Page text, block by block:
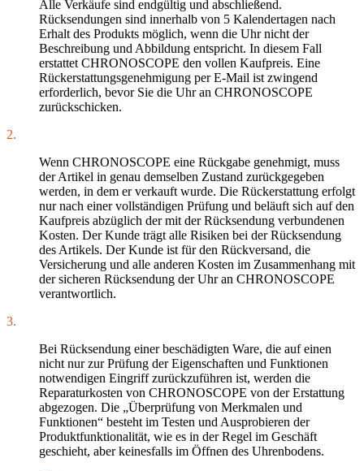
Alle Verkäufe sind endgültig und abschließend.
Rücksendungen sind innerhalb von 5 Kalendertagen nach
Erhalt des Produkts möglich, wenn die Uhr nicht der
Beschreibung und Abbildung entspricht. In diesem Fall
erstattet CHRONOSCOPE den vollen Kaufpreis. Eine
Rückerstattungsgenehmigung per E-Mail ist zwingend
erforderlich, bevor Sie die Uhr an CHRONOSCOPE
zurückschicken.
2.
Wenn CHRONOSCOPE eine Rückgabe genehmigt, muss
der Artikel in genau demselben Zustand zurückgegeben
werden, in dem er verkauft wurde. Die Rückerstattung erfolgt
nur nach einer vollständigen Prüfung und beläuft sich auf den
Kaufpreis abzüglich der mit der Rücksendung verbundenen
Kosten. Der Kunde trägt alle Risiken bei der Rücksendung
des Artikels. Der Kunde ist für den Rückversand, die
Versicherung und alle anderen Kosten im Zusammenhang mit
der sicheren Rücksendung der Uhr an CHRONOSCOPE
verantwortlich.
3.
Bei Rücksendung einer beschädigten Ware, die auf einen
nicht nur zur Prüfung der Eigenschaften und Funktionen
notwendigen Eingriff zurückzuführen ist, werden die
Reparaturkosten von CHRONOSCOPE von der Erstattung
abgezogen. Die „Überprüfung von Merkmalen und
Funktionen“ besteht im Testen und Ausprobieren der
Produktfunktionalität, wie es in der Regel im Geschäft
geschieht, aber keinesfalls im Öffnen des Uhrenbodens.